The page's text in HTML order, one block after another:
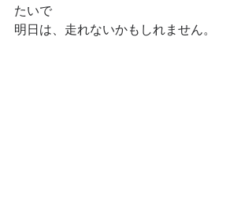
たいで
明日は、走れないかもしれません。